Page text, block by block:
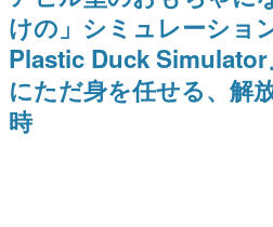
名作ゲームクリエイター
聞きし、ヒットする企画
きます。
赫本
この物語を解いてはいけ
シスマイク』山田三郎役など
けの」シミュレーショ
Plastic Duck Simulator
にただ身を任せる、解
時